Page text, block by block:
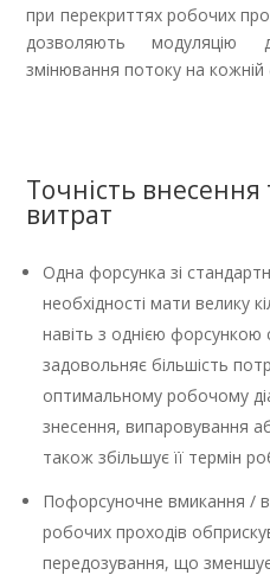
при перекриттях робочих
дозволяють модуляцію
змінювання потоку на кожній
Точність
витрат
Одна форсунка зі
необхідності мати велику
навіть з однією форсункою
задовольняє більшість
оптимальному робочому
знесення, випаровування
також збільшує її термін
Пофорсуночне вмикання /
робочих проходів
передозування, що